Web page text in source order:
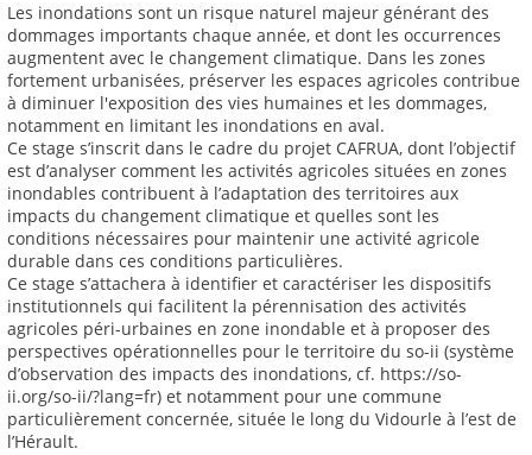
Les inondations sont un risque naturel majeur générant des
dommages importants chaque année, et dont les occurrences
augmentent avec le changement climatique. Dans les zones
fortement urbanisées, préserver les espaces agricoles contribue
à diminuer l'exposition des vies humaines et les dommages,
notamment en limitant les inondations en aval.
Ce stage s’inscrit dans le cadre du projet CAFRUA, dont l’objectif
est d’analyser comment les activités agricoles situées en zones
inondables contribuent à l’adaptation des territoires aux
impacts du changement climatique et quelles sont les
conditions nécessaires pour maintenir une activité agricole
durable dans ces conditions particulières.
Ce stage s’attachera à identifier et caractériser les dispositifs
institutionnels qui facilitent la pérennisation des activités
agricoles péri-urbaines en zone inondable et à proposer des
perspectives opérationnelles pour le territoire du so-ii (système
d’observation des impacts des inondations, cf. https://so-
ii.org/so-ii/?lang=fr) et notamment pour une commune
particulièrement concernée, située le long du Vidourle à l’est de
l’Hérault.